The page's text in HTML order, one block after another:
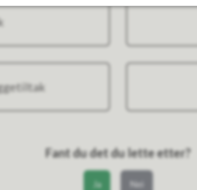
Fant du det du lette etter?
Ja Nei